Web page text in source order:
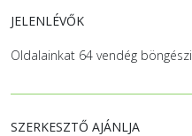
JELENLÉVŐK
Oldalainkat 64 vendég böngészi
SZERKESZTŐ AJÁNLJA